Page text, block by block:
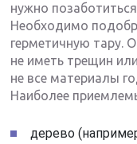
нужно
Необходимо
герметичную тару.
не иметь трещин
не все материалы
Наиболее
дерево